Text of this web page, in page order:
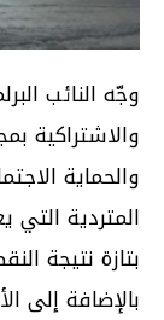
وجّه النائب
والاشتراكية
والحماية
المتردية
بتازة نتيجة
بالإضافة إلى